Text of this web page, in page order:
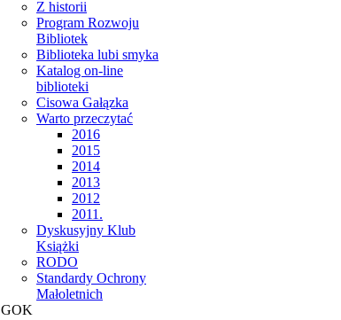
Z historii
Program Rozwoju
Bibliotek
Biblioteka lubi smyka
Katalog on-line
biblioteki
Cisowa Gałązka
Warto przeczytać
2016
2015
2014
2013
2012
2011.
Dyskusyjny Klub
Książki
RODO
Standardy Ochrony
Małoletnich
GOK